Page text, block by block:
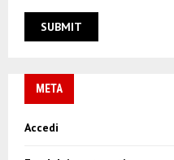
META
Accedi